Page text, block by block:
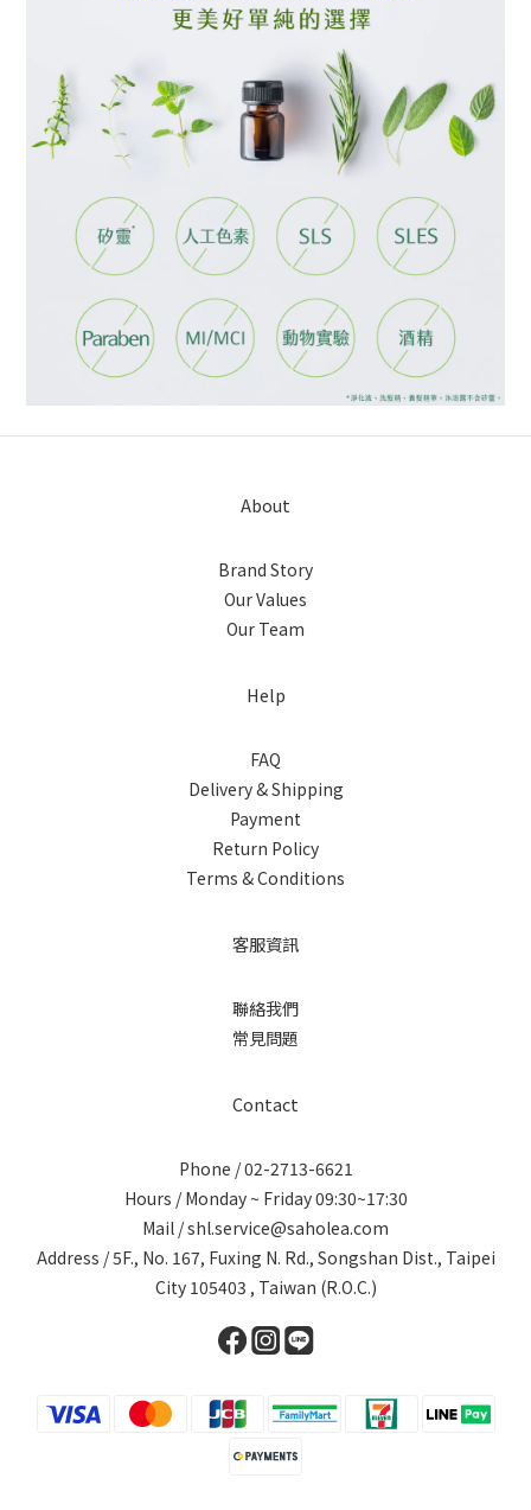
About
Brand Story
Our Values
Our Team
Help
FAQ
Delivery & Shipping
Payment
Return Policy
Terms & Conditions
客服資訊
聯絡我們
常見問題
Contact
Phone / 02-2713-6621
Hours / Monday ~ Friday 09:30~17:30
Mail / shl.service@saholea.com
Address / 5F., No. 167, Fuxing N. Rd., Songshan Dist., Taipei
City 105403 , Taiwan (R.O.C.)